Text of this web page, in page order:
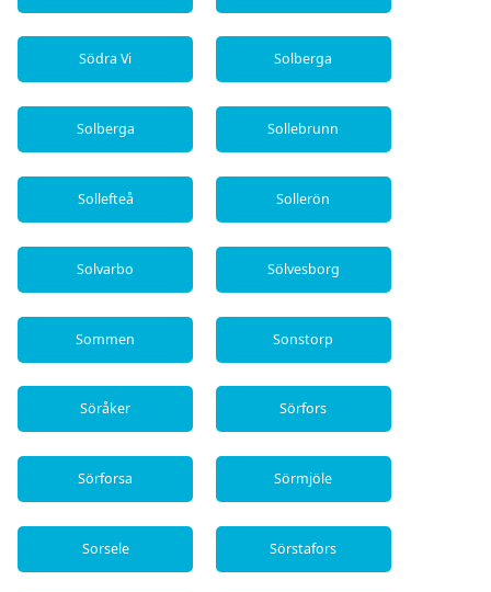
Södra Vi Solberga
Solberga Sollebrunn
Sollefteå Sollerön
Solvarbo Sölvesborg
Sommen Sonstorp
Söråker Sörfors
Sörforsa Sörmjöle
Sorsele Sörstafors